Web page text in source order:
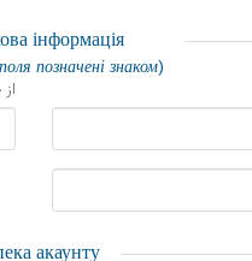
інформація
(обов'язкові поля позначені знаком*)
акаунту